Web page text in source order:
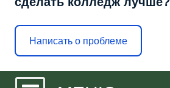
Написать о проблеме